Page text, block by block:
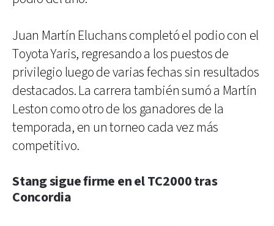
Juan Martín Eluchans completó el podio con el
Toyota Yaris, regresando a los puestos de
privilegio luego de varias fechas sin resultados
destacados. La carrera también sumó a Martín
Leston como otro de los ganadores de la
temporada, en un torneo cada vez más
competitivo.
Stang sigue firme en el TC2000 tras
Concordia